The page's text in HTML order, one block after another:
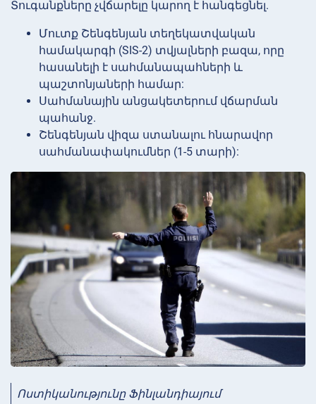
Տուգանքները չվճարելը կարող է հանգեցնել.
Մուտք Շենգենյան տեղեկատվական
համակարգի (SIS-2) տվյալների բազա, որը
հասանելի է սահմանապահների և
պաշտոնյաների համար:
Սահմանային անցակետերում վճարման
պահանջ.
Շենգենյան վիզա ստանալու հնարավոր
սահմանափակումներ (1-5 տարի):
Ոստիկանությունը Ֆինլանդիայում